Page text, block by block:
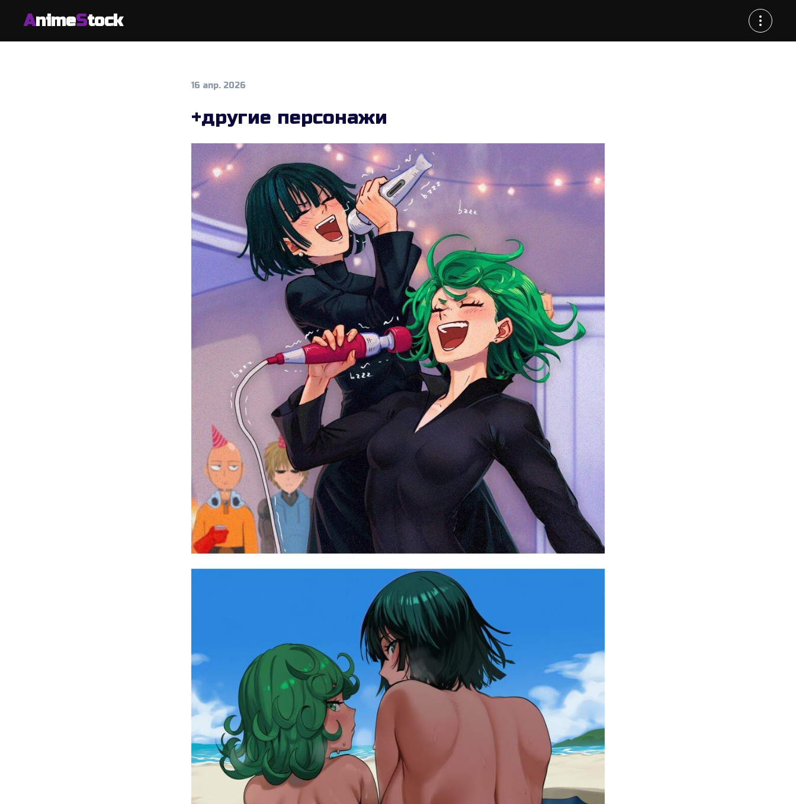
AnimeStock
16 апр. 2026
+другие персонажи